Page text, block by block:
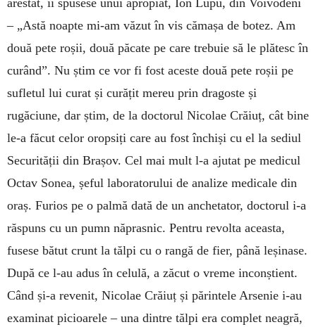
– „Astă noapte mi-am văzut în vis cămașa de botez. Am
două pete roșii, două păcate pe care trebuie să le plătesc în
curând”. Nu știm ce vor fi fost aceste două pete roșii pe
sufletul lui curat și curățit mereu prin dragoste și
rugăciune, dar știm, de la doctorul Nicolae Crăiuț, cât bine
le-a făcut celor oropsiți care au fost închiși cu el la sediul
Securității din Brașov. Cel mai mult l-a ajutat pe medicul
Octav Sonea, șeful laboratorului de analize medicale din
oraș. Furios pe o palmă dată de un anchetator, doctorul i-a
răspuns cu un pumn năprasnic. Pentru revolta aceasta,
fusese bătut crunt la tălpi cu o rangă de fier, până leșinase.
După ce l-au adus în celulă, a zăcut o vreme inconștient.
Când și-a revenit, Nicolae Crăiuț și părintele Arsenie i-au
examinat picioarele – una dintre tălpi era complet neagră,